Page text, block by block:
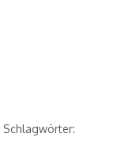
Schlagwörter: